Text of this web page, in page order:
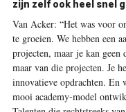
zijn zelf ook heel snel
Van Acker: “Het was voor
te groeien. We hebben een
projecten, maar je kan geen
maar van die projecten. Je
innovatieve opdrachten. En
mooi academy-model